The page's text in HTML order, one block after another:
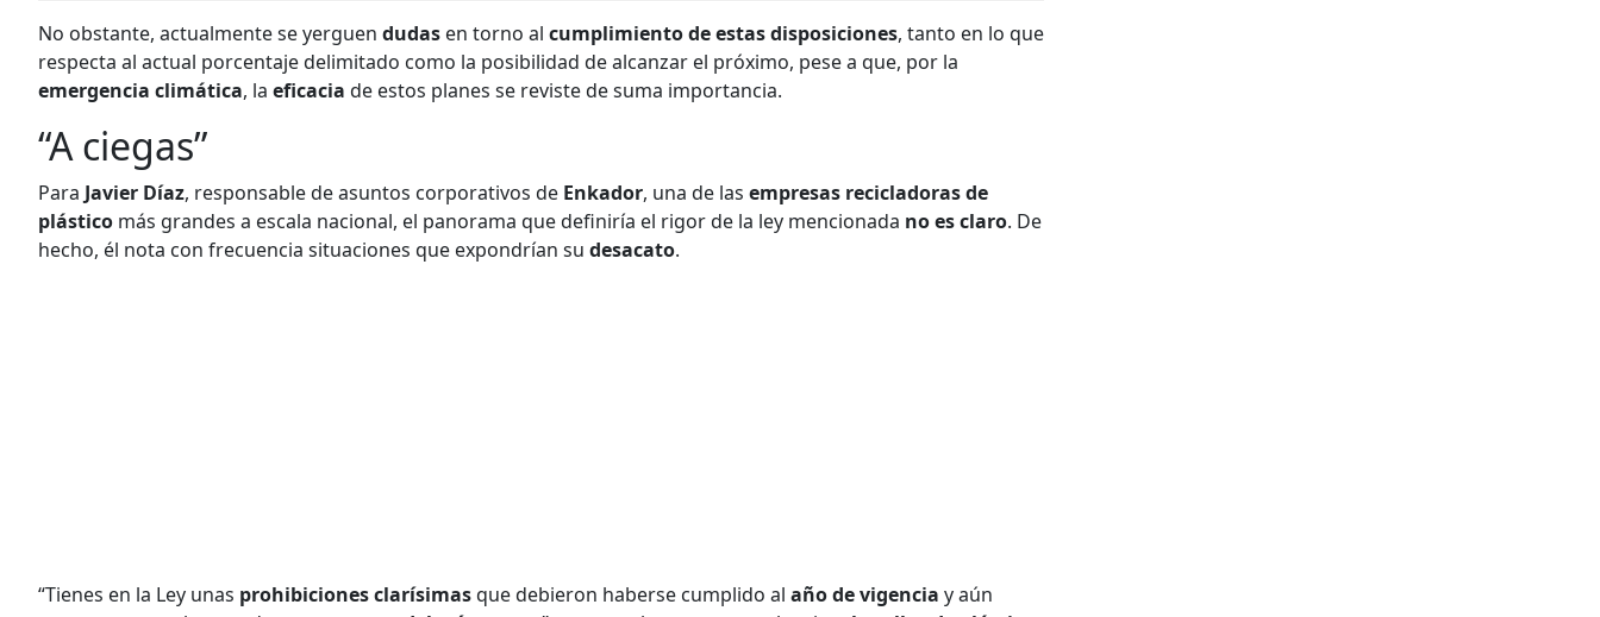
No obstante, actualmente se yerguen dudas en torno al cumplimiento de estas disposiciones, tanto en lo que
respecta al actual porcentaje delimitado como la posibilidad de alcanzar el próximo, pese a que, por la
emergencia climática, la eficacia de estos planes se reviste de suma importancia.
“A ciegas”
Para Javier Díaz, responsable de asuntos corporativos de Enkador, una de las empresas recicladoras de
plástico más grandes a escala nacional, el panorama que definiría el rigor de la ley mencionada no es claro. De
hecho, él nota con frecuencia situaciones que expondrían su desacato.
“Tienes en la Ley unas prohibiciones clarísimasque debieron haberse cumplido al año de vigencia y aún